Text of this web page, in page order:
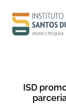
ISD